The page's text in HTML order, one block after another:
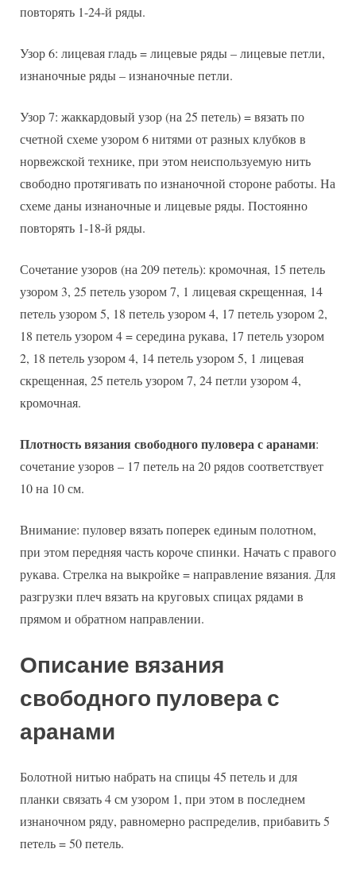
повторять 1-24-й ряды.
Узор 6: лицевая гладь = лицевые ряды – лицевые петли,
изнаночные ряды – изнаночные петли.
Узор 7: жаккардовый узор (на 25 петель) = вязать по
счетной схеме узором 6 нитями от разных клубков в
норвежской технике, при этом неиспользуемую нить
свободно протягивать по изнаночной стороне работы. На
схеме даны изнаночные и лицевые ряды. Постоянно
повторять 1-18-й ряды.
Сочетание узоров (на 209 петель): кромочная, 15 петель
узором 3, 25 петель узором 7, 1 лицевая скрещенная, 14
петель узором 5, 18 петель узором 4, 17 петель узором 2,
18 петель узором 4 = середина рукава, 17 петель узором
2, 18 петель узором 4, 14 петель узором 5, 1 лицевая
скрещенная, 25 петель узором 7, 24 петли узором 4,
кромочная.
Плотность вязания свободного пуловера с аранами:
сочетание узоров – 17 петель на 20 рядов соответствует
10 на 10 см.
Внимание: пуловер вязать поперек единым полотном,
при этом передняя часть короче спинки. Начать с правого
рукава. Стрелка на выкройке = направление вязания. Для
разгрузки плеч вязать на круговых спицах рядами в
прямом и обратном направлении.
Описание вязания
свободного пуловера с
аранами
Болотной нитью набрать на спицы 45 петель и для
планки связать 4 см узором 1, при этом в последнем
изнаночном ряду, равномерно распределив, прибавить 5
петель = 50 петель.